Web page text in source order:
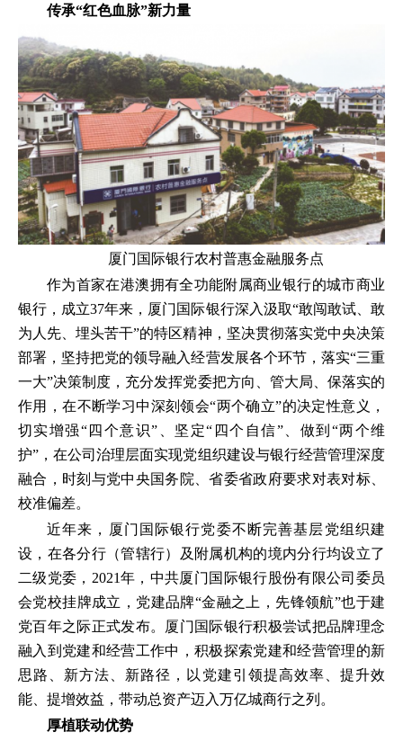
传承“红色血脉”新力量
厦门国际银行农村普惠金融服务点
作为首家在港澳拥有全功能附属商业银行的城市商业
银行，成立37年来，厦门国际银行深入汲取“敢闯敢试、敢
为人先、埋头苦干”的特区精神，坚决贯彻落实党中央决策
部署，坚持把党的领导融入经营发展各个环节，落实“三重
一大”决策制度，充分发挥党委把方向、管大局、保落实的
作用，在不断学习中深刻领会“两个确立”的决定性意义，
切实增强“四个意识”、坚定“四个自信”、做到“两个维
护”，在公司治理层面实现党组织建设与银行经营管理深度
融合，时刻与党中央国务院、省委省政府要求对表对标、
校准偏差。
近年来，厦门国际银行党委不断完善基层党组织建
设，在各分行（管辖行）及附属机构的境内分行均设立了
二级党委，2021年，中共厦门国际银行股份有限公司委员
会党校挂牌成立，党建品牌“金融之上，先锋领航”也于建
党百年之际正式发布。厦门国际银行积极尝试把品牌理念
融入到党建和经营工作中，积极探索党建和经营管理的新
思路、新方法、新路径，以党建引领提高效率、提升效
能、提增效益，带动总资产迈入万亿城商行之列。
厚植联动优势